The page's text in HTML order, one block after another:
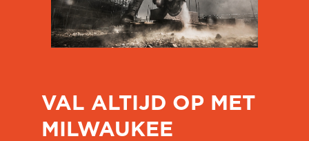
VAL ALTIJD OP MET
MILWAUKEE